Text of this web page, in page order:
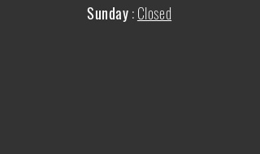
Sunday:Closed